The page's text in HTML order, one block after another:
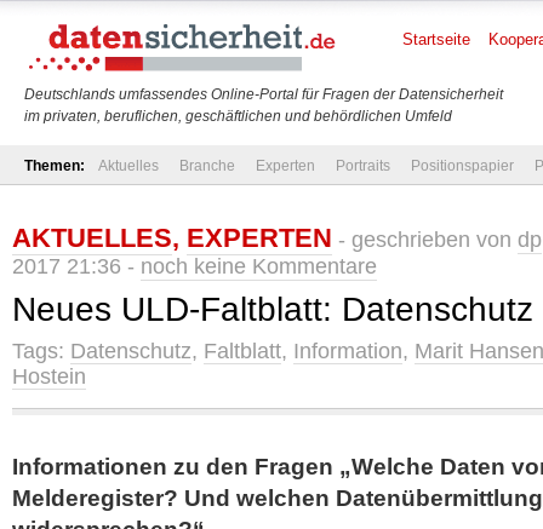
Deutschlands umfassendes Online-Portal für Fragen der Datensicherheit
im privaten, beruflichen, geschäftlichen und behördlichen Umfeld
Startseite
Themen: Aktuelles Branche Experten Portraits Positionspapier
AKTUELLES, EXPERTEN - geschrieben von dp
2017 21:36 - noch keine Kommentare
Neues ULD-Faltblatt:
Tags: Datenschutz, Faltblatt, Information, Marit Hansen
Hostein
Informationen zu den Fragen „Welche Daten
Melderegister? Und welchen